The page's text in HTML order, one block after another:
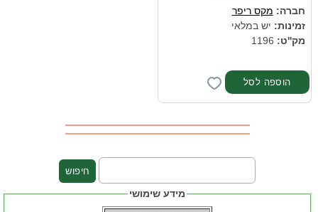
חברה: מקס ריפר
זמינות: יש במלאי
מק''ט:
מידע שימושי